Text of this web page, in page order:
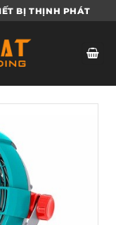
BỊ THỊNH PHÁT